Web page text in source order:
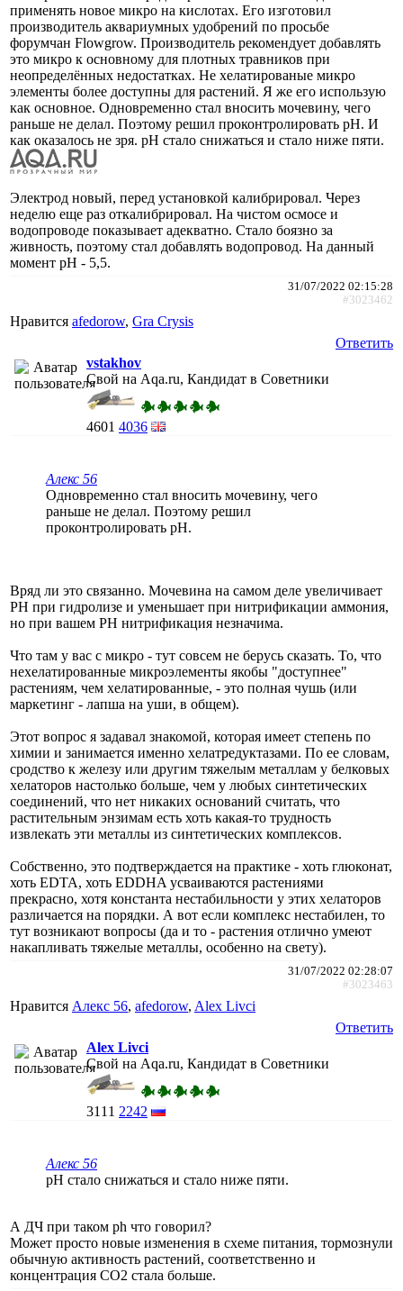
применять новое микро на кислотах. Его изготовил
производитель аквариумных удобрений по просьбе
форумчан Flowgrow. Производитель рекомендует добавлять
это микро к основному для плотных травников при
неопределённых недостатках. Не хелатированые микро
элементы более доступны для растений. Я же его использую
как основное. Одновременно стал вносить мочевину, чего
раньше не делал. Поэтому решил проконтролировать рН. И
как оказалось не зря. рН стало снижаться и стало ниже пяти.
Электрод новый, перед установкой калибрировал. Через
неделю еще раз откалибрировал. На чистом осмосе и
водопроводе показывает адекватно. Стало боязно за
живность, поэтому стал добавлять водопровод. На данный
момент рН - 5,5.
31/07/2022 02:15:28
#3023462
Нравится afedorow, Gra Crysis
Ответить
vstakhov
Свой на Aqa.ru, Кандидат в Советники
4601 4036
Алекс 56
Одновременно стал вносить мочевину, чего
раньше не делал. Поэтому решил
проконтролировать рН.
Вряд ли это связанно. Мочевина на самом деле увеличивает
PH при гидролизе и уменьшает при нитрификации аммония,
но при вашем PH нитрификация незначима.
Что там у вас с микро - тут совсем не берусь сказать. То, что
нехелатированные микроэлементы якобы "доступнее"
растениям, чем хелатированные, - это полная чушь (или
маркетинг - лапша на уши, в общем).
Этот вопрос я задавал знакомой, которая имеет степень по
химии и занимается именно хелатредуктазами. По ее словам,
сродство к железу или другим тяжелым металлам у белковых
хелаторов настолько больше, чем у любых синтетических
соединений, что нет никаких оснований считать, что
растительным энзимам есть хоть какая-то трудность
извлекать эти металлы из синтетических комплексов.
Собственно, это подтверждается на практике - хоть глюконат,
хоть EDTA, хоть EDDHA усваиваются растениями
прекрасно, хотя константа нестабильности у этих хелаторов
различается на порядки. А вот если комплекс нестабилен, то
тут возникают вопросы (да и то - растения отлично умеют
накапливать тяжелые металлы, особенно на свету).
31/07/2022 02:28:07
#3023463
Нравится Алекс 56, afedorow, Alex Livci
Ответить
Alex Livci
Свой на Aqa.ru, Кандидат в Советники
3111 2242
Алекс 56
рН стало снижаться и стало ниже пяти.
А ДЧ при таком ph что говорил?
Может просто новые изменения в схеме питания, тормознули
обычную активность растений, соответственно и
концентрация СО2 стала больше.